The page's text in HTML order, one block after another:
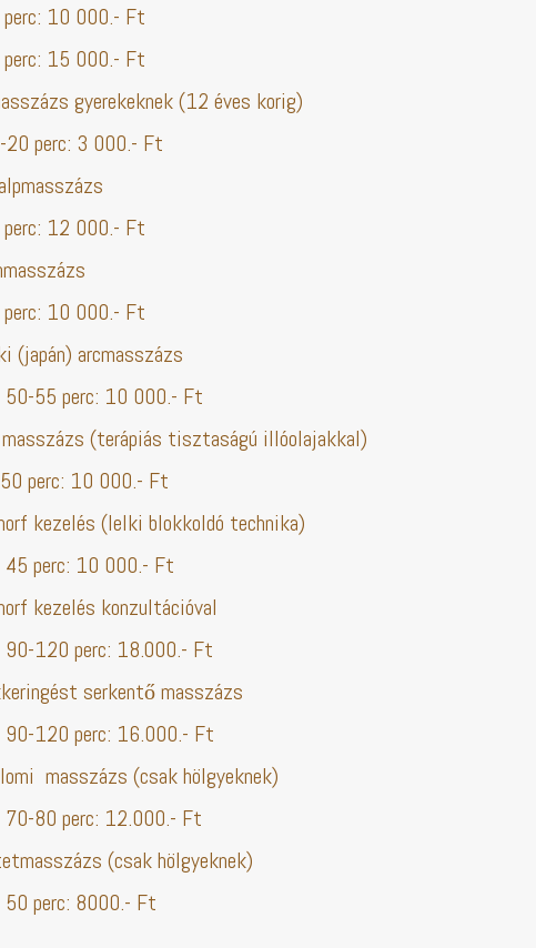
10 000.- Ft
15 000.- Ft
gyerekeknek (12 éves korig)
perc: 3 000.- Ft
12 000.- Ft
10 000.- Ft
(japán) arcmasszázs
55 perc: 10 000.- Ft
masszázs (terápiás tisztaságú illóolajakkal)
perc: 10 000.- Ft
kezelés (lelki blokkoldó technika)
perc: 10 000.- Ft
kezelés konzultációval
120 perc: 18.000.- Ft
serkentő masszázs
120 perc: 16.000.- Ft
masszázs (csak hölgyeknek)
80 perc: 12.000.- Ft
(csak hölgyeknek)
perc: 8000.- Ft